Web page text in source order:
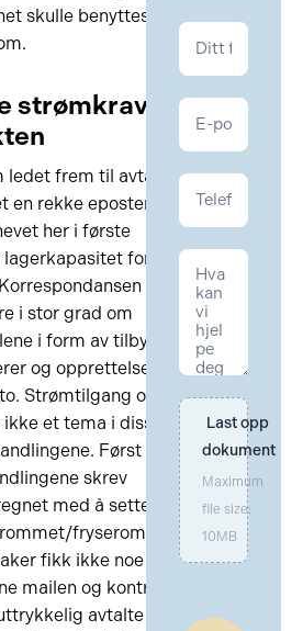
skulle benyttes til
strømkrav
ledet frem til avtalen
en rekke eposter.
her i første
for
i stor grad om
i form av tilbygg
og opprettelse av
Strømtilgang og
et tema i disse
Først mot
skrev
med å sette
fryserommet
fikk ikke noe
mailen og kontrakt
avtalte
Kontakt
Last opp
dokument
Maximum
file size:
10MB